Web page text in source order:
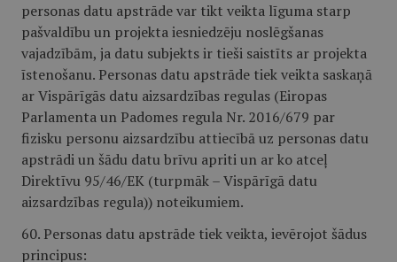
personas datu apstrāde var tikt veikta līguma starp
pašvaldību un projekta iesniedzēju noslēgšanas
vajadzībām, ja datu subjekts ir tieši saistīts ar projekta
īstenošanu. Personas datu apstrāde tiek veikta saskaņā
ar Vispārīgās datu aizsardzības regulas (Eiropas
Parlamenta un Padomes regula Nr. 2016/679 par
fizisku personu aizsardzību attiecībā uz personas datu
apstrādi un šādu datu brīvu apriti un ar ko atceļ
Direktīvu 95/46/EK (turpmāk – Vispārīgā datu
aizsardzības regula)) noteikumiem.
60. Personas datu apstrāde tiek veikta, ievērojot šādus
principus: